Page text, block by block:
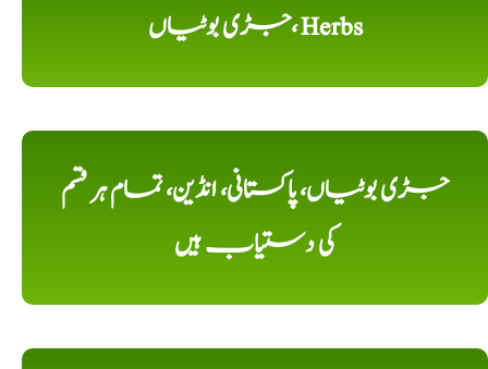
جڑی بوٹیاں، Herbs
جڑی بوٹیاں، پاکستانی، انڈین، تمام ہر قسم
کی دستیاب ہیں